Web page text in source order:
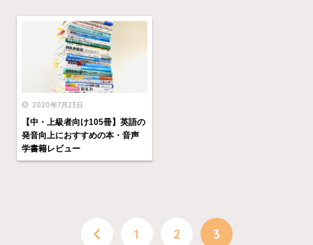
2020年7月23日
【中・上級者向け105冊】英語の
発音向上におすすめの本・音声
学書籍レビュー
1 2 3